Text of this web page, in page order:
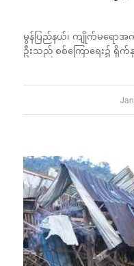
မွန်ပြည်နယ်၊ ကျိုက်မရောအ
ဦးသည် စစ်ကြောရေး၌